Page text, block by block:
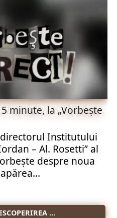
minute, la „Vorbeşte
Institutului
– Al. Rosetti” al
despre noua
...